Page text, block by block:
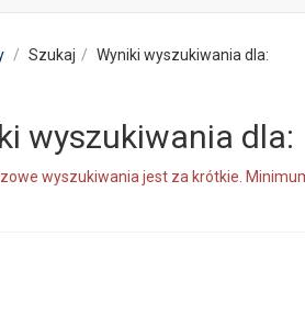
Szukaj Wyniki wyszukiwania dla:
wyszukiwania dla:
wyszukiwania jest za krótkie.